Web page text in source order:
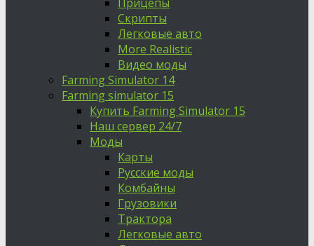
Скрипты
Легковые авто
More Realistic
Видео моды
Farming Simulator 14
Farming simulator 15
Купить Farming Simulator 15
Наш сервер 24/7
Моды
Карты
Русские моды
Комбайны
Грузовики
Трактора
Легковые авто